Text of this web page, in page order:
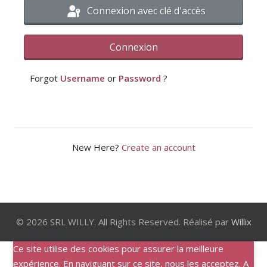
Connexion avec clé d'accès
Connexion
Forgot Username or Password ?
New Here? Create an account
© 2026 SRL WILLY. All Rights Reserved. Réalisé par Willix
Ce site utilise des cookies pour assurer la meilleure
expérience. En naviguant sur ce site, nous les acceptez. A